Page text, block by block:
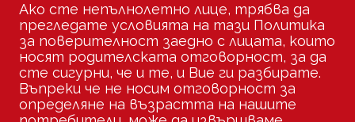
Ако сте непълнолетно лице, трябва да
прегледате условията на тази Политика
за поверителност заедно с лицата, които
носят родителската отговорност, за да
сте сигурни, че и те, и Вие ги разбирате.
Въпреки че не носим отговорност за
определяне на възрастта на нашите